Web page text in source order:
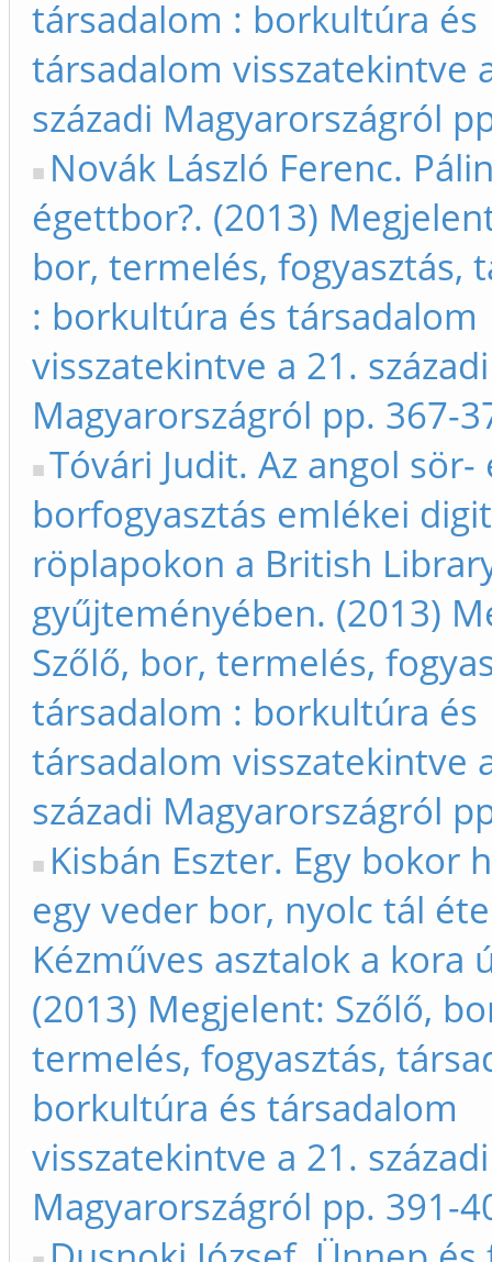
társadalom : borkultúra és
társadalom visszatekintve
századi Magyarországról
Novák László Ferenc.
égettbor?. (2013)
bor, termelés, fogyasztás,
: borkultúra és társadalom
visszatekintve a 21. századi
Magyarországról pp. 367-
Tóvári Judit. Az angol sör-
borfogyasztás emlékei
röplapokon a British
gyűjteményében. (2013)
Szőlő, bor, termelés,
társadalom : borkultúra és
társadalom visszatekintve
századi Magyarországról
Kisbán Eszter. Egy bokor
egy veder bor, nyolc tál
Kézműves asztalok a kora
(2013) Megjelent: Szőlő,
termelés, fogyasztás,
borkultúra és társadalom
visszatekintve a 21. századi
Magyarországról pp. 391-